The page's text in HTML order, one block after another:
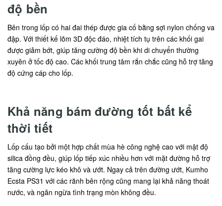
độ bền
Bên trong lốp có hai đai thép được gia cố bằng sợi nylon chống va
đập. Với thiết kế lõm 3D độc đáo, nhiệt tích tụ trên các khối gai
được giảm bớt, giúp tăng cường độ bền khi di chuyển thường
xuyên ở tốc độ cao. Các khối trung tâm rắn chắc cũng hỗ trợ tăng
độ cứng cáp cho lốp.
Khả năng bám đường tốt bất kể
thời tiết
Lốp cấu tạo bởi một hợp chất mùa hè công nghệ cao với mật độ
silica đồng đều, giúp lốp tiếp xúc nhiều hơn với mặt đường hỗ trợ
tăng cường lực kéo khô và ướt. Ngay cả trên đường ướt, Kumho
Ecsta PS31 với các rãnh bên rộng cũng mang lại khả năng thoát
nước, và ngăn ngừa tình trạng mòn không đều.